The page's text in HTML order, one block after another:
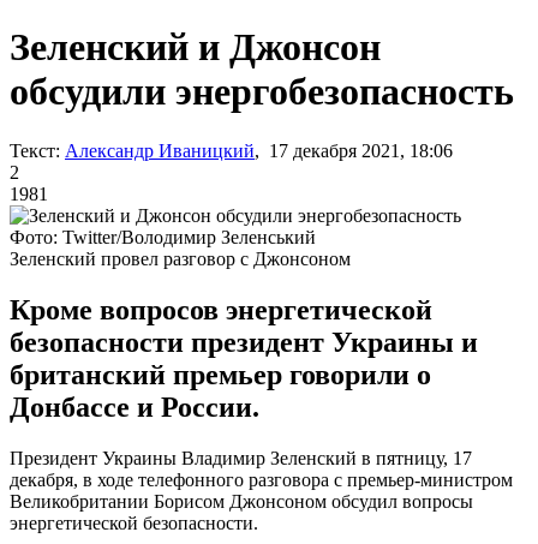
Зеленский и Джонсон
обсудили энергобезопасность
Текст: Александр Иваницкий, 17 декабря 2021, 18:06
2
1981
Фото: Twitter/Володимир Зеленський
Зеленский провел разговор с Джонсоном
Кроме вопросов энергетической
безопасности президент Украины и
британский премьер говорили о
Донбассе и России.
Президент Украины Владимир Зеленский в пятницу, 17
декабря, в ходе телефонного разговора с премьер-министром
Великобритании Борисом Джонсоном обсудил вопросы
энергетической безопасности.